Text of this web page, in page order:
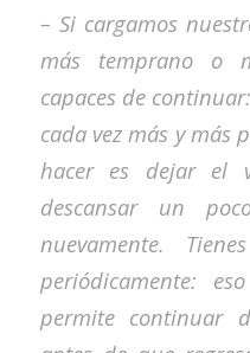
– Si cargamos
más temprano o
capaces de
cada vez más y más
hacer es dejar el
descansar un
nuevamente.
periódicamente:
permite continuar